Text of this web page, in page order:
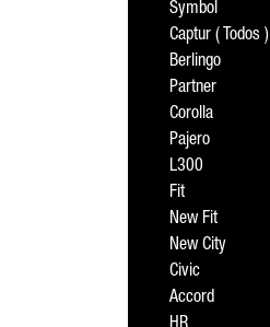
Symbol
Captur ( Todos )
Berlingo
Partner
Corolla
Pajero
L300
Fit
New Fit
New City
Civic
Accord